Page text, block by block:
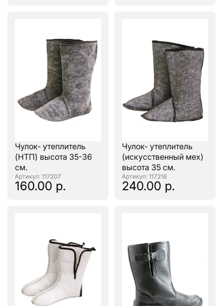
Чулок- утеплитель
(НТП) высота 35-36
см.
: 117207
160.00 р.
Чулок- утеплитель
(искусственный мех)
высота 35 см.
: 117216
240.00 р.